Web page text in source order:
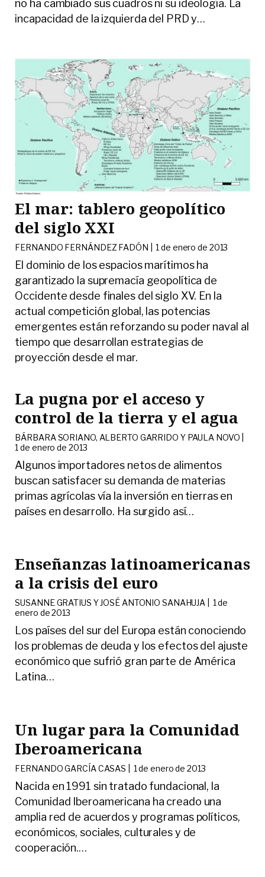
no ha cambiado sus cuadros ni su ideología. La
incapacidad de la izquierda del PRD y…
El mar: tablero geopolítico
del siglo XXI
FERNANDO FERNÁNDEZ FADÓN |1 de enero de 2013
El dominio de los espacios marítimos ha
garantizado la supremacía geopolítica de
Occidente desde finales del siglo XV. En la
actual competición global, las potencias
emergentes están reforzando su poder naval al
tiempo que desarrollan estrategias de
proyección desde el mar.
La pugna por el acceso y
control de la tierra y el agua
BÁRBARA SORIANO, ALBERTO GARRIDO Y PAULA NOVO |
1 de enero de 2013
Algunos importadores netos de alimentos
buscan satisfacer su demanda de materias
primas agrícolas vía la inversión en tierras en
países en desarrollo. Ha surgido así…
Enseñanzas latinoamericanas
a la crisis del euro
SUSANNE GRATIUS Y JOSÉ ANTONIO SANAHUJA | 1 de
enero de 2013
Los países del sur del Europa están conociendo
los problemas de deuda y los efectos del ajuste
económico que sufrió gran parte de América
Latina…
Un lugar para la Comunidad
Iberoamericana
FERNANDO GARCÍA CASAS | 1 de enero de 2013
Nacida en 1991 sin tratado fundacional, la
Comunidad Iberoamericana ha creado una
amplia red de acuerdos y programas políticos,
económicos, sociales, culturales y de
cooperación.…